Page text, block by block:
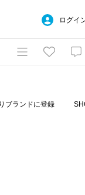
ログイ
ブランドに登録